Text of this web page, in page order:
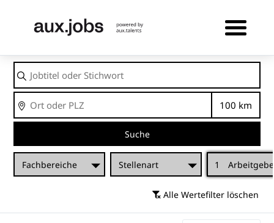
Jobtitel
oder
Stichwort
Ort
Suche
Fachbereiche Stellenart 1
Alle Wertefilter löschen